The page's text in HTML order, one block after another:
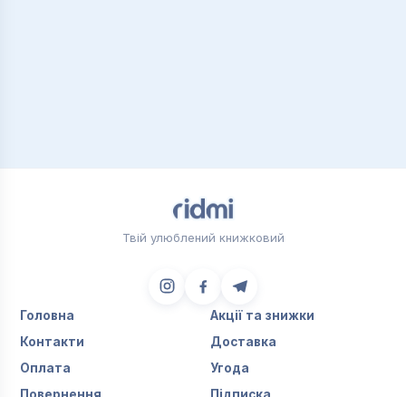
Твій улюблений книжковий
Головна
Акції та знижки
Контакти
Доставка
Оплата
Угода